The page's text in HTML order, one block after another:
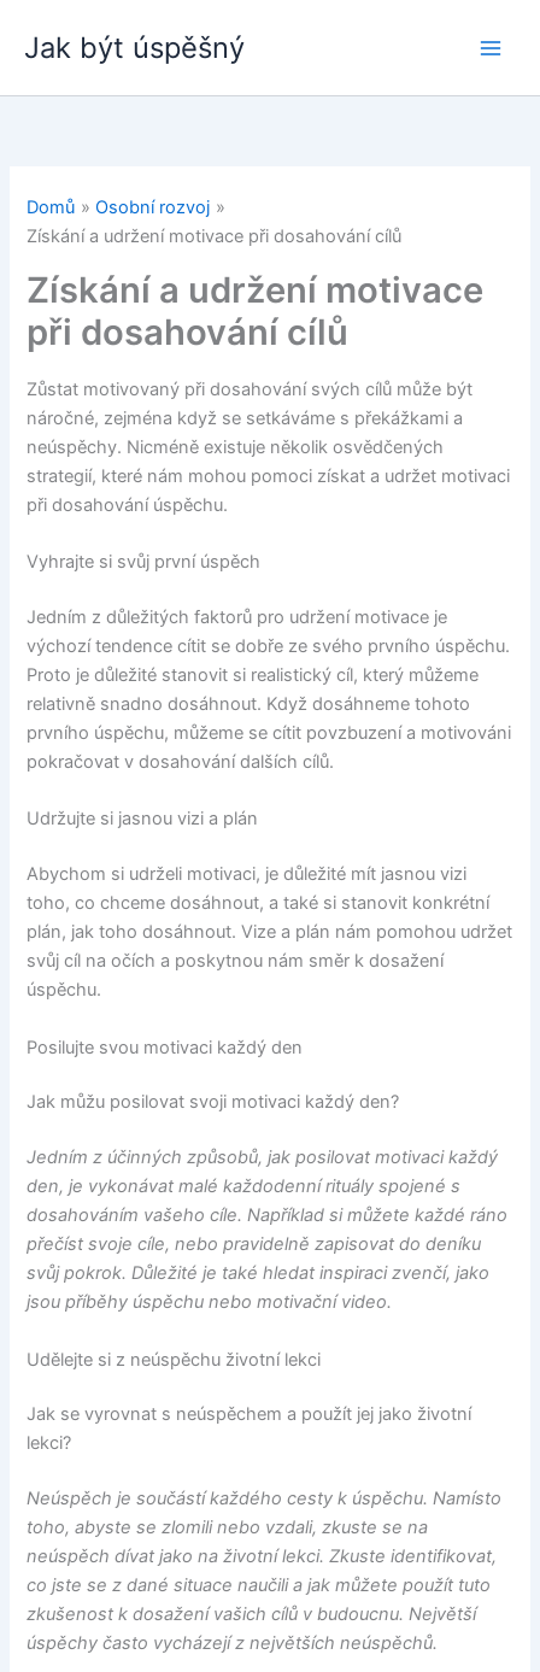
Jak být úspěšný
Domů
Osobní rozvoj
Získání a udržení motivace při dosahování cílů
Získání a udržení motivace
při dosahování cílů
Zůstat motivovaný při dosahování svých cílů může být
náročné, zejména když se setkáváme s překážkami a
neúspěchy. Nicméně existuje několik osvědčených
strategií, které nám mohou pomoci získat a udržet motivaci
při dosahování úspěchu.
Vyhrajte si svůj první úspěch
Jedním z důležitých faktorů pro udržení motivace je
výchozí tendence cítit se dobře ze svého prvního úspěchu.
Proto je důležité stanovit si realistický cíl, který můžeme
relativně snadno dosáhnout. Když dosáhneme tohoto
prvního úspěchu, můžeme se cítit povzbuzení a motivováni
pokračovat v dosahování dalších cílů.
Udržujte si jasnou vizi a plán
Abychom si udrželi motivaci, je důležité mít jasnou vizi
toho, co chceme dosáhnout, a také si stanovit konkrétní
plán, jak toho dosáhnout. Vize a plán nám pomohou udržet
svůj cíl na očích a poskytnou nám směr k dosažení
úspěchu.
Posilujte svou motivaci každý den
Jak můžu posilovat svoji motivaci každý den?
Jedním z účinných způsobů, jak posilovat motivaci každý
den, je vykonávat malé každodenní rituály spojené s
dosahováním vašeho cíle. Například si můžete každé ráno
přečíst svoje cíle, nebo pravidelně zapisovat do deníku
svůj pokrok. Důležité je také hledat inspiraci zvenčí, jako
jsou příběhy úspěchu nebo motivační video.
Udělejte si z neúspěchu životní lekci
Jak se vyrovnat s neúspěchem a použít jej jako životní
lekci?
Neúspěch je součástí každého cesty k úspěchu. Namísto
toho, abyste se zlomili nebo vzdali, zkuste se na
neúspěch dívat jako na životní lekci. Zkuste identifikovat,
co jste se z dané situace naučili a jak můžete použít tuto
zkušenost k dosažení vašich cílů v budoucnu. Největší
úspěchy často vycházejí z největších neúspěchů.